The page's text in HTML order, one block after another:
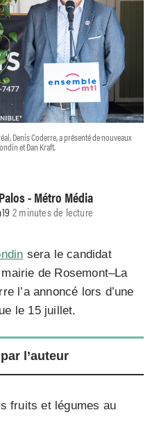
Denis Coderre, a présenté de nouveaux
et Dan Kraft.
- Métro Média
2 minutes de lecture
sera le candidat
de Rosemont–La
l’a annoncé lors d’une
le 15 juillet.
l’auteur
fruits et légumes au